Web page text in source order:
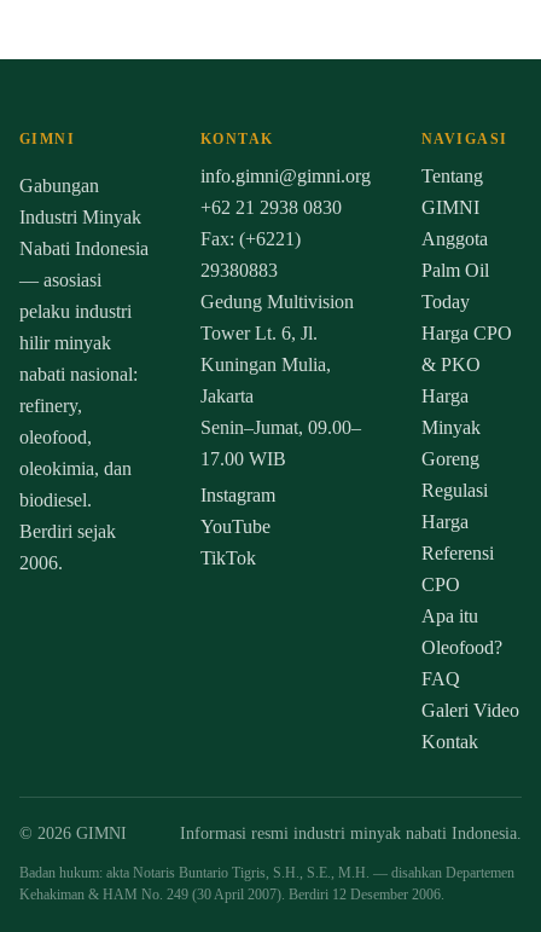
GIMNI
Gabungan
Industri Minyak
Nabati Indonesia
— asosiasi
pelaku industri
hilir minyak
nabati nasional:
refinery,
oleofood,
oleokimia, dan
biodiesel.
Berdiri sejak
2006.
KONTAK
info.gimni@gimni.org
+62 21 2938 0830
Fax: (+6221)
29380883
Gedung Multivision
Tower Lt. 6, Jl.
Kuningan Mulia,
Jakarta
Senin–Jumat, 09.00–
17.00 WIB
Instagram
YouTube
TikTok
NAVIGASI
Tentang
GIMNI
Anggota
Palm Oil
Today
Harga CPO
& PKO
Harga
Minyak
Goreng
Regulasi
Harga
Referensi
CPO
Apa itu
Oleofood?
FAQ
Galeri Video
Kontak
© 2026 GIMNI Informasi resmi industri minyak nabati Indonesia.
Badan hukum: akta Notaris Buntario Tigris, S.H., S.E., M.H. — disahkan Departemen
Kehakiman & HAM No. 249 (30 April 2007). Berdiri 12 Desember 2006.